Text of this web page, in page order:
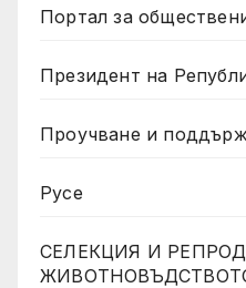
Портал за
Президент на
Проучване и
Русе
СЕЛЕКЦИЯ И